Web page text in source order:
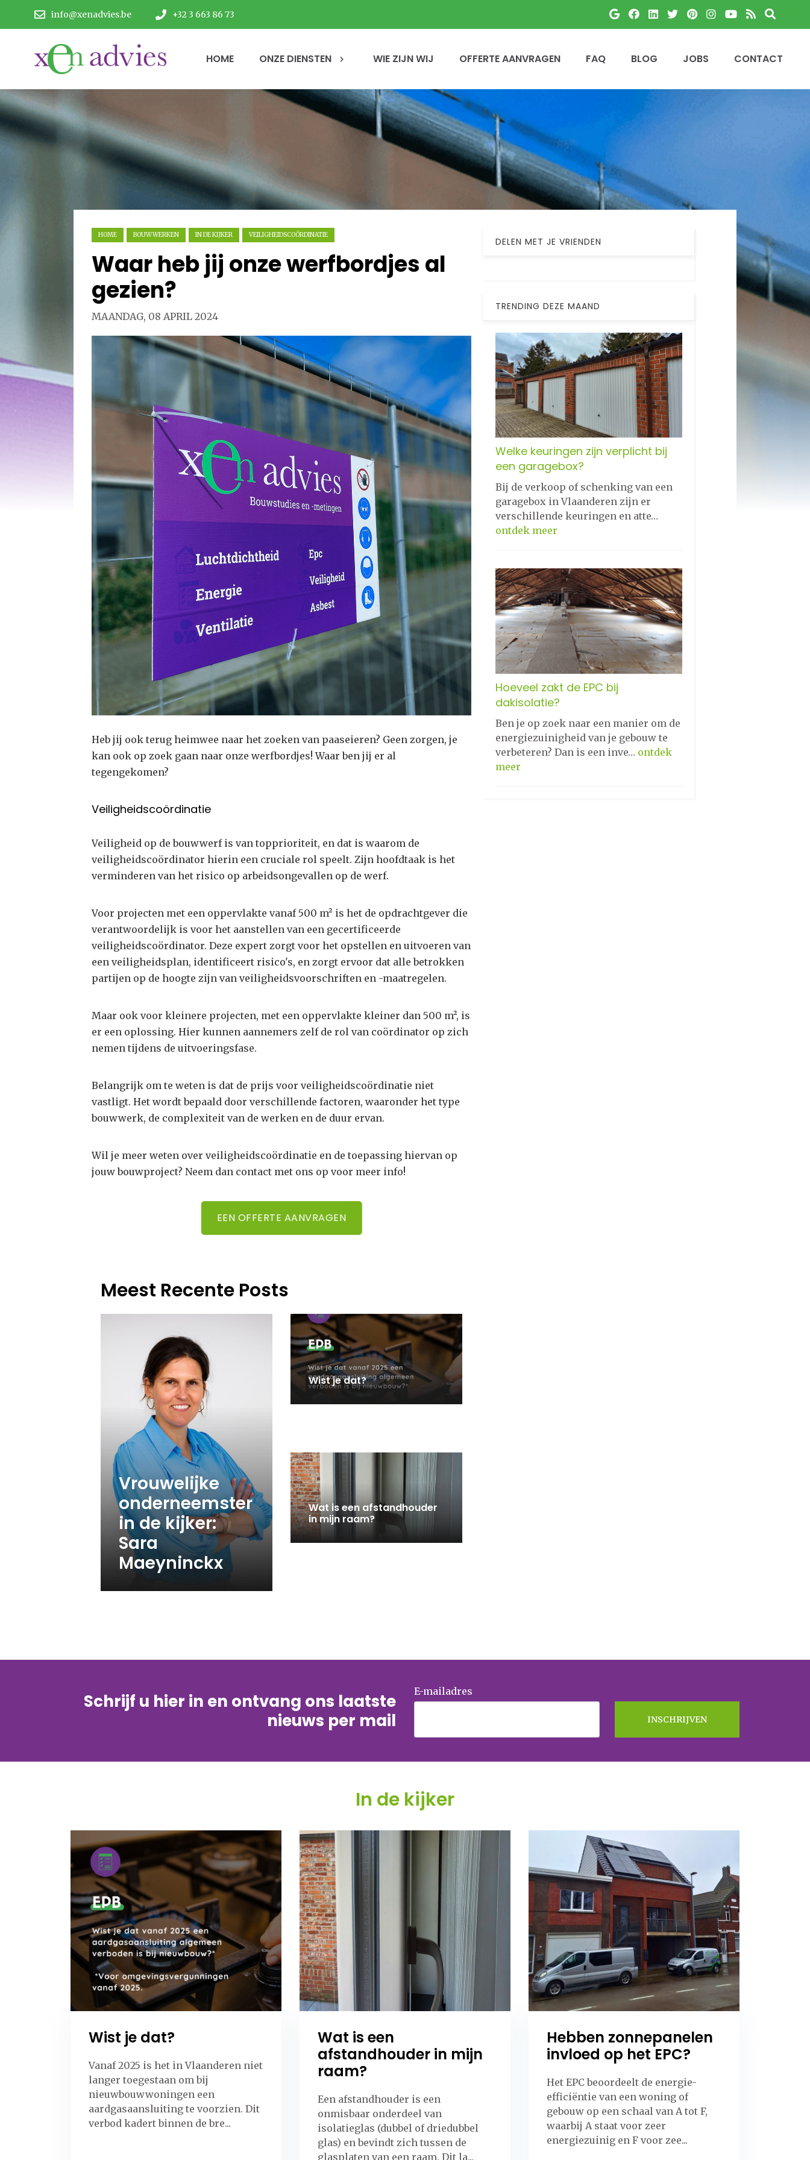
info@xenadvies.be +32 3 663 86 73
HOME ONZE DIENSTEN WIE ZIJN WIJ OFFERTE AANVRAGEN FAQ BLOG JOBS CONTACT
HOME BOUWWERKEN IN DE KIJKER VEILIGHEIDSCOÖRDINATIE
Waar heb jij onze werfbordjes al
gezien?
MAANDAG, 08 APRIL 2024
Heb jij ook terug heimwee naar het zoeken van paaseieren? Geen zorgen, je
kan ook op zoek gaan naar onze werfbordjes! Waar ben jij er al
tegengekomen?
Veiligheidscoördinatie
Veiligheid op de bouwwerf is van topprioriteit, en dat is waarom de
veiligheidscoördinator hierin een cruciale rol speelt. Zijn hoofdtaak is het
verminderen van het risico op arbeidsongevallen op de werf.
Voor projecten met een oppervlakte vanaf 500 m² is het de opdrachtgever die
verantwoordelijk is voor het aanstellen van een gecertificeerde
veiligheidscoördinator. Deze expert zorgt voor het opstellen en uitvoeren van
een veiligheidsplan, identificeert risico's, en zorgt ervoor dat alle betrokken
partijen op de hoogte zijn van veiligheidsvoorschriften en -maatregelen.
Maar ook voor kleinere projecten, met een oppervlakte kleiner dan 500 m², is
er een oplossing. Hier kunnen aannemers zelf de rol van coördinator op zich
nemen tijdens de uitvoeringsfase.
Belangrijk om te weten is dat de prijs voor veiligheidscoördinatie niet
vastligt. Het wordt bepaald door verschillende factoren, waaronder het type
bouwwerk, de complexiteit van de werken en de duur ervan.
Wil je meer weten over veiligheidscoördinatie en de toepassing hiervan op
jouw bouwproject? Neem dan contact met ons op voor meer info!
EEN OFFERTE AANVRAGEN
Meest Recente Posts
Vrouwelijke
onderneemster
in de kijker:
Sara
Maeyninckx
Wist je dat?
Wat is een afstandhouder
in mijn raam?
DELEN MET JE VRIENDEN
TRENDING DEZE MAAND
Welke keuringen zijn verplicht bij
een garagebox?
Bij de verkoop of schenking van een
garagebox in Vlaanderen zijn er
verschillende keuringen en atte…
ontdek meer
Hoeveel zakt de EPC bij
dakisolatie?
Ben je op zoek naar een manier om de
energiezuinigheid van je gebouw te
verbeteren? Dan is een inve… ontdek
meer
Schrijf u hier in en ontvang ons laatste
nieuws per mail
E-mailadres
In de kijker
Wist je dat?
Vanaf 2025 is het in Vlaanderen niet
langer toegestaan om bij
nieuwbouwwoningen een
aardgasaansluiting te voorzien. Dit
verbod kadert binnen de bre...
Wat is een
afstandhouder in mijn
raam?
Een afstandhouder is een
onmisbaar onderdeel van
isolatieglas (dubbel of driedubbel
glas) en bevindt zich tussen de
glasplaten van een raam. Dit la...
Hebben zonnepanelen
invloed op het EPC?
Het EPC beoordeelt de energie-
efficiëntie van een woning of
gebouw op een schaal van A tot F,
waarbij A staat voor zeer
energiezuinig en F voor zee...